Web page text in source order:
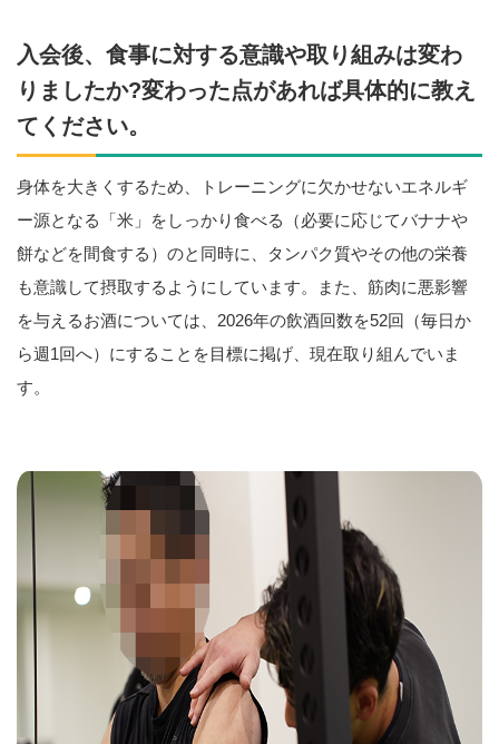
入会後、食事に対する意識や取り組みは変わ
りましたか?変わった点があれば具体的に教え
てください。
身体を大きくするため、トレーニングに欠かせないエネルギ
ー源となる「米」をしっかり食べる（必要に応じてバナナや
餅などを間食する）のと同時に、タンパク質やその他の栄養
も意識して摂取するようにしています。また、筋肉に悪影響
を与えるお酒については、2026年の飲酒回数を52回（毎日か
ら週1回へ）にすることを目標に掲げ、現在取り組んでいま
す。